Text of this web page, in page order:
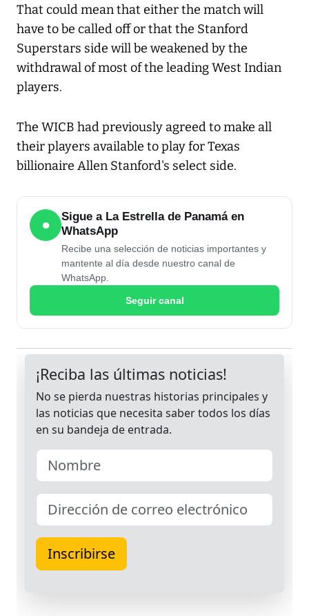
That could mean that either the match will
have to be called off or that the Stanford
Superstars side will be weakened by the
withdrawal of most of the leading West Indian
players.
The WICB had previously agreed to make all
their players available to play for Texas
billionaire Allen Stanford's select side.
●
Sigue a La Estrella de Panamá en
WhatsApp
Recibe una selección de noticias importantes y
mantente al día desde nuestro canal de
WhatsApp.
Seguir canal